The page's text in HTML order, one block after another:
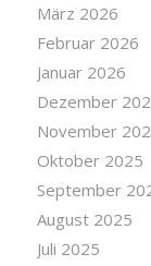
März 2026
Februar 2026
Januar 2026
Dezember
November
Oktober 2025
September
August 2025
Juli 2025